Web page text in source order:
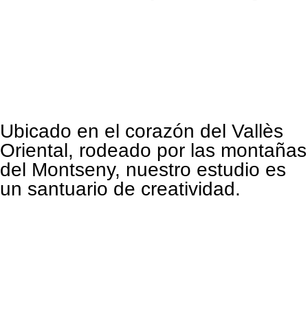
Ubicado en el corazón del Vallès
Oriental, rodeado por las montañas
del Montseny, nuestro estudio es
un santuario de creatividad.